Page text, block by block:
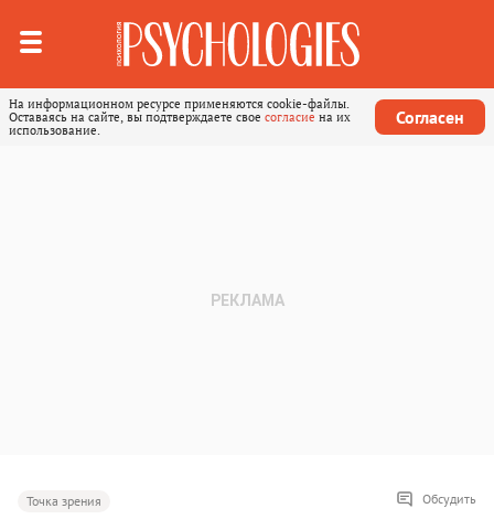
На информационном ресурсе применяются cookie-файлы.
Оставаясь на сайте, вы подтверждаете свое согласие на их
использование.
Согласен
Точка зрения Обсудить